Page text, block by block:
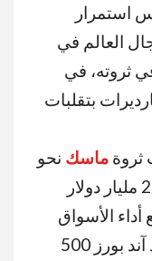
استمرار
العالم في
في ثروته، في
بتقلبات
ماسك نحو
817 مليار دولار، منخفضة بنحو 22 مليار دولار
الأسواق
بورز 500